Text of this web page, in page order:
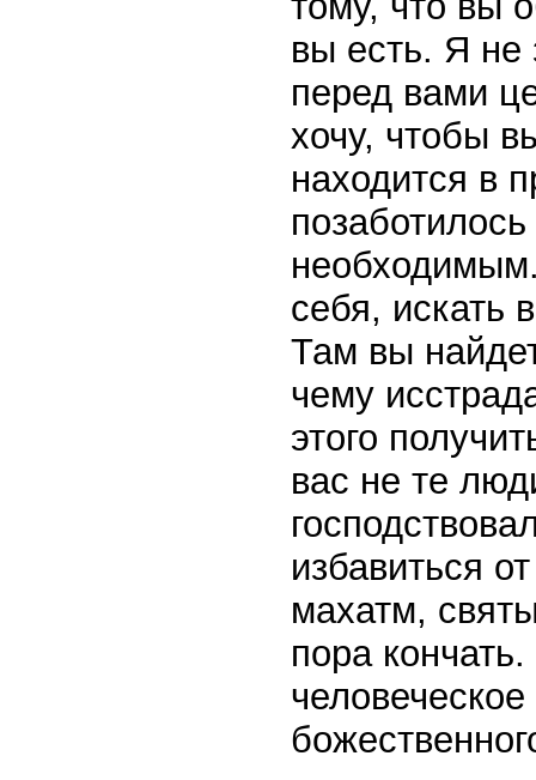
вы есть. Я не
перед вами
хочу, чтобы
находится в
себя, искать
Там вы
чему
этого
вас не те
избавиться
махатм,
пора